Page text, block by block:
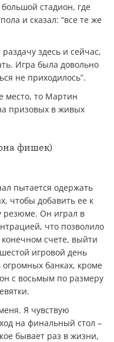
стадион, где
и сказал: “все те же
здесь и сейчас,
Игра была довольно
не приходилось”.
место, то Мартин
призовых в живых
фишек)
пытается одержать
чтобы добавить ее к
резюме. Он играл в
что позволило
счете, выйти
игровой день
банках, кроме
с восьмым по размеру
Я чувствую
на финальный стол –
бывает раз в жизни,